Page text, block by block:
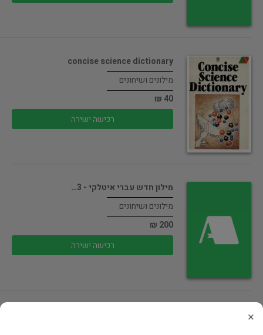
concise science dictionary
מילונים ושיחונים
40 ₪
רכישה ישירה
מילון חדש עברי איטלקי - 3…
מילונים ושיחונים
200 ₪
רכישה ישירה
×